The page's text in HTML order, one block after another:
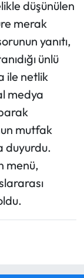
düşünülen
merak
yanıtı,
ünlü
ile netlik
medya
mutfak
duyurdu.
menü,